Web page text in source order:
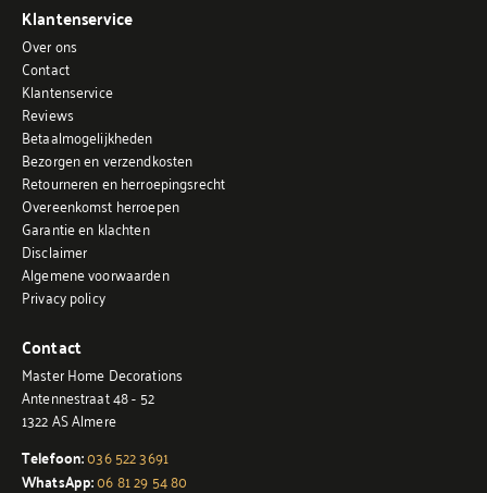
Klantenservice
Over ons
Contact
Klantenservice
Reviews
Betaalmogelijkheden
Bezorgen en verzendkosten
Retourneren en herroepingsrecht
Overeenkomst herroepen
Garantie en klachten
Disclaimer
Algemene voorwaarden
Privacy policy
Contact
Master Home Decorations
Antennestraat 48 - 52
1322 AS Almere
Telefoon:036 522 3691
WhatsApp:06 81 29 54 80